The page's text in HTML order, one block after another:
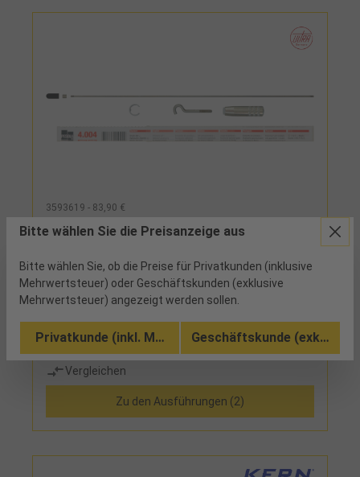
3593619 - 83,90 €
Druckkraft Satz PESOLA® Macro Bausatz
für Federwaagen von 5kg bis 50kg
ab Werk
zu einem Druckkraftmesser = zwei Funktionen in
einem: Zug- und
DruckkraftmessungLieferumfang:Druckstab,
Hakenschraube mit Griff und Zubehör
Vergleichen
Zu den Ausführungen (2)
Bitte wählen Sie die Preisanzeige aus
Bitte wählen Sie, ob die Preise für Privatkunden (inklusive
Mehrwertsteuer) oder Geschäftskunden (exklusive
Mehrwertsteuer) angezeigt werden sollen.
Privatkunde (inkl. MwSt.) Geschäftskunde (exkl.